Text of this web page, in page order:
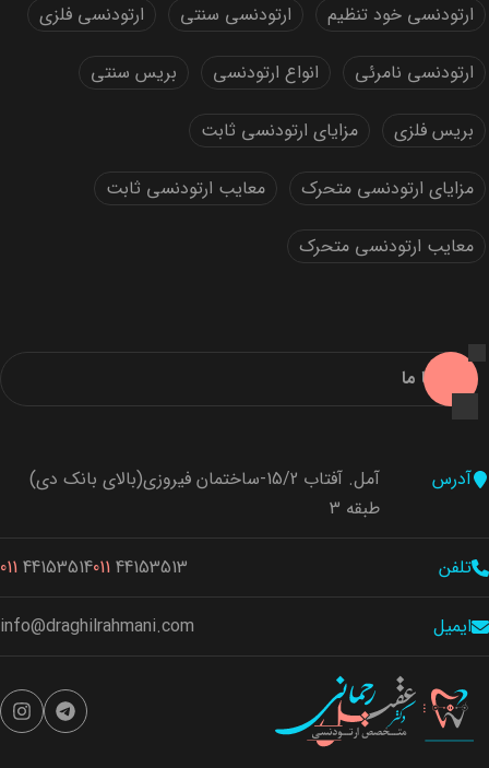
ارتودنسی خود تنظیم ارتودنسی سنتی ارتودنسی فلزی
ارتودنسی نامرئی انواع ارتودنسی بریس سنتی
بریس فلزی مزایای ارتودنسی ثابت
مزایای ارتودنسی متحرک معایب ارتودنسی ثابت
معایب ارتودنسی متحرک
ارتباط با ما
آدرس
آمل. آفتاب 15/2-ساختمان فیروزی(بالای بانک دی)
طبقه 3
تلفن 011 44153513
011 44153514
ایمیل info@draghilrahmani.com